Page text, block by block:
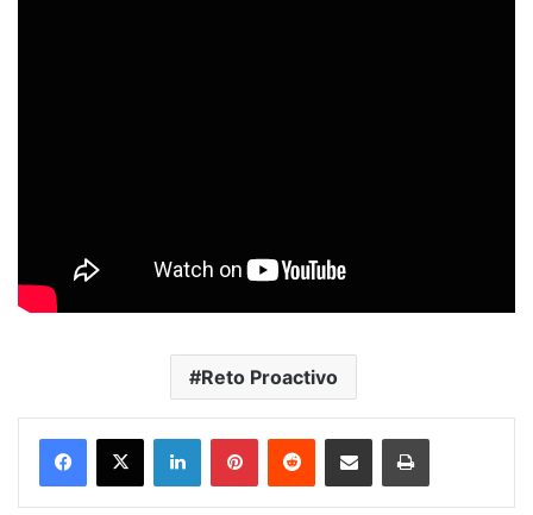
Reto Proactivo
LinkedInPinterestReddit Share via Email Print